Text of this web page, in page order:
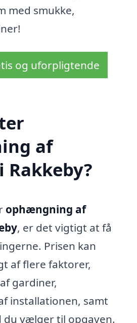
med smukke,
og uforpligtende
af
ophængning af
, er det vigtigt at få
Prisen kan
af flere faktorer,
gardiner,
installationen, samt
du vælger til opgaven.